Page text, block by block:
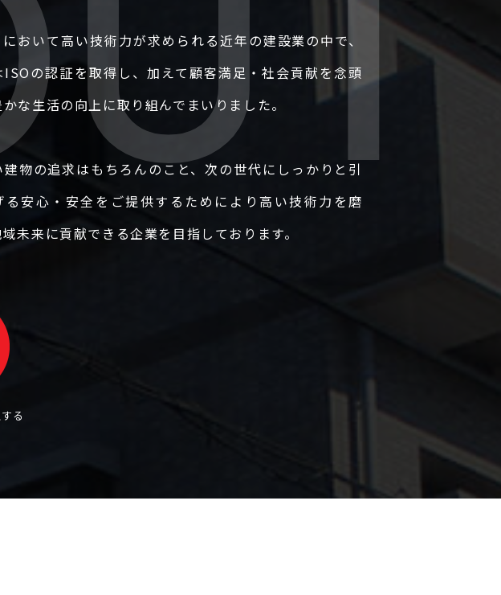
野町2-3-5 MD内平野町ビル4階 TEL : 06-6809-1831 FAX : 06-6809-1830
において高い技術力が求められる近年の建設業の中で、
ISOの認証を取得し、加えて顧客満足・社会貢献を念頭
な生活の向上に取り組んでまいりました。
建物の追求はもちろんのこと、次の世代にしっかりと引
る安心・安全をご提供するためにより高い技術力を磨
未来に貢献できる企業を目指しております。
る